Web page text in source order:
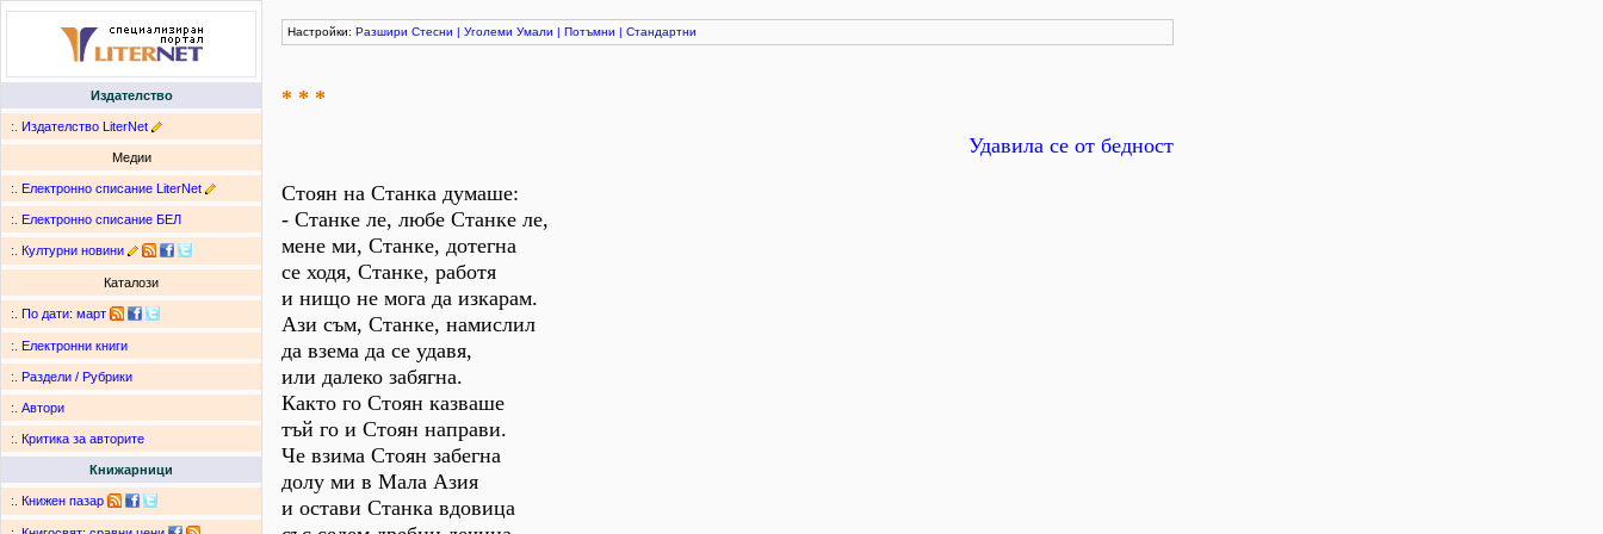
Издателство
:. Издателство LiterNet
Медии
:. Електронно списание LiterNet
:. Електронно списание БЕЛ
:. Културни новини
Каталози
:. По дати: март
:. Електронни книги
:. Раздели / Рубрики
:. Автори
:. Критика за авторите
Книжарници
:. Книжен пазар
Настройки: Разшири Стесни | Уголеми Умали | Потъмни | Стандартни
* * *
Удавила се от бедност
Стоян на Станка думаше:
- Станке ле, любе Станке ле,
мене ми, Станке, дотегна
се ходя, Станке, работя
и нищо не мога да изкарам.
Ази съм, Станке, намислил
да взема да се удавя,
или далеко забягна.
Както го Стоян казваше
тъй го и Стоян направи.
Че взима Стоян забегна
долу ми в Мала Азия
и остави Станка вдовица